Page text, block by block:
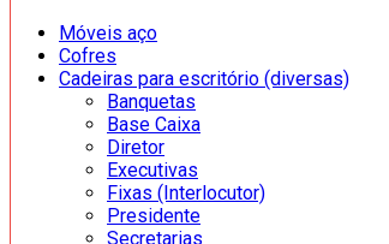
Móveis aço
Cofres
Cadeiras para escritório (diversas)
Banquetas
Base Caixa
Diretor
Executivas
Fixas (Interlocutor)
Presidente
Secretarias